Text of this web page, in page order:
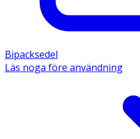
Bipacksedel
Läs noga före användning